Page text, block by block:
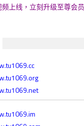
上线，立刻升级至尊会员